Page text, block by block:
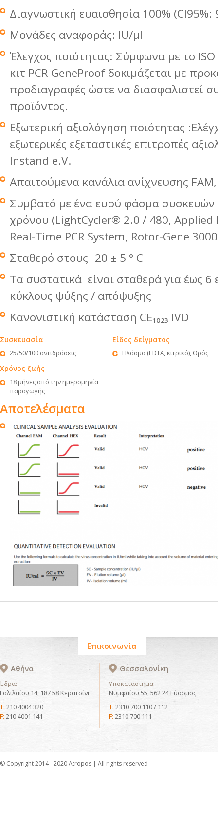
Διαγνωστική ευαισθησία 100% (CI95%:
Μονάδες αναφοράς: IU/μl
Έλεγχος ποιότητας: Σύμφωνα με το
κιτ PCR GeneProof δοκιμάζεται με
προδιαγραφές ώστε να διασφαλιστεί
προϊόντος.
Εξωτερική αξιολόγηση ποιότητας
εξωτερικές εξεταστικές επιτροπές
Instand e.V.
Απαιτούμενα κανάλια ανίχνευσης FAM,
Συμβατό με ένα ευρύ φάσμα συσκευών
χρόνου (LightCycler® 2.0 / 480, Applied
Real-Time PCR System, Rotor-Gene
Σταθερό στους -20 ± 5 ° C
Τα συστατικά είναι σταθερά για έως
κύκλους ψύξης / απόψυξης
Κανονιστική κατάσταση CE₁₀₂₃ IVD
Συσκευασία
25/50/100 αντιδράσεις
Χρόνος ζωής
18 μήνες από την ημερομηνία
παραγωγής
Είδος δείγματος
Πλάσμα (EDTA, κιτρικό), Ορός
Αποτελέσματα
Επικοινωνία
Αθήνα
Έδρα:
Γαλιλαίου 14, 187 58 Κερατσίνι
T: 210 4004 320
F: 210 4001 141
Θεσσαλονίκη
Υποκατάστημα:
Νυμφαίου 55, 562 24 Εύοσμος
T: 2310 700 110 / 112
F: 2310 700 111
© Copyright 2014 - 2020 Atropos | All rights reserved